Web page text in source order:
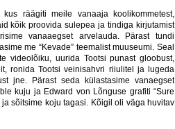
räägiti meile vanaaja koolikommetest,
kõik proovida sulepea ja tindiga kirjutamist
vanaaegset arvelauda. Pärast tundi
me “Kevade” teemalist muuseumi. Seal
videolõiku, uurida Tootsi punast gloobust,
ronida Tootsi veinisahvri riiulitel ja lugeda
jne. Pärast seda külastasime vanaegset
kuju ja Edward von Lõnguse grafiti “Sure
sõitsime koju tagasi. Kõigil oli väga huvitav